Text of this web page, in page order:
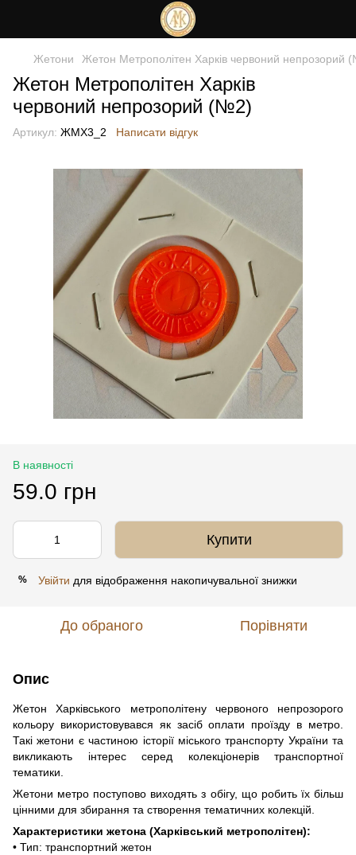
Жетони Жетон Метрополітен Харків червоний непрозорий
Жетон Метрополітен Харків
червоний непрозорий (№2)
Артикул: ЖМХ3_2 Написати відгук
В наявності
59.0 грн
Купити
% Увійти для відображення накопичувальної знижки
До обраного Порівняти
Опис
Жетон Харківського метрополітену червоного непрозорого
кольору використовувався як засіб оплати проїзду в метро.
Такі жетони є частиною історії міського транспорту України та
викликають інтерес серед колекціонерів транспортної
тематики.
Жетони метро поступово виходять з обігу, що робить їх більш
цінними для збирання та створення тематичних колекцій.
Характеристики жетона (Харківський метрополітен):
• Тип: транспортний жетон